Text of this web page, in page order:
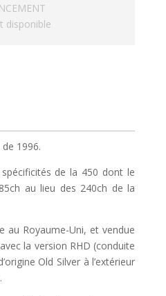
disponible
1996.
de la 450 dont le
au lieu des 240ch de la
au Royaume-Uni, et vendue
la version RHD (conduite
Old Silver à l’extérieur